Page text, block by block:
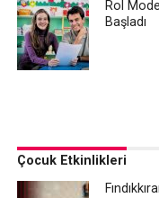
Rol
Başladı
Çocuk Etkinlikleri